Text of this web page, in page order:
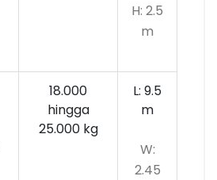
H: 2.5
m
18.000
hingga
25.000 kg
L: 9.5
m
W:
2.45